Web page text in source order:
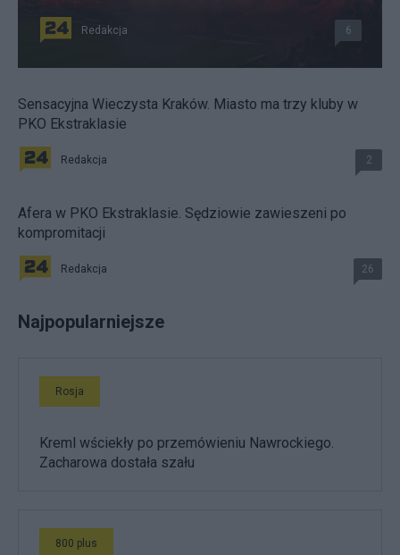
Redakcja 6
Sensacyjna Wieczysta Kraków. Miasto ma trzy kluby w
PKO Ekstraklasie
Redakcja 2
Afera w PKO Ekstraklasie. Sędziowie zawieszeni po
kompromitacji
Redakcja 26
Najpopularniejsze
Rosja
Kreml wściekły po przemówieniu Nawrockiego.
Zacharowa dostała szału
800 plus